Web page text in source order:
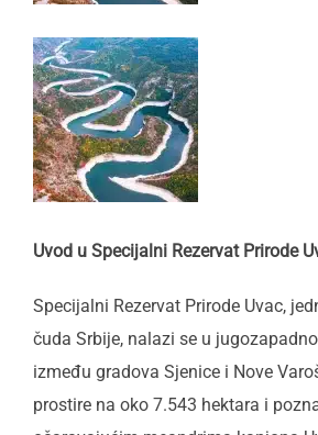
Uvod u Specijalni Rezervat Prirode
Specijalni Rezervat Prirode Uvac,
čuda Srbije, nalazi se u
između gradova Sjenice i Nove
prostire na oko 7.543 hektara i